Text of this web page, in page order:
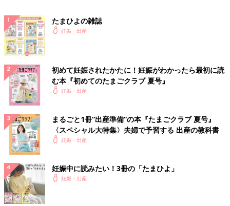
たまひよの雑誌
妊娠・出産
初めて妊娠されたかたに！妊娠がわかったら最初に読
む本『初めてのたまごクラブ 夏号』
妊娠・出産
まるごと1冊“出産準備”の本『たまごクラブ 夏号』
〈スペシャル大特集〉夫婦で予習する 出産の教科書
妊娠・出産
妊娠中に読みたい！3冊の「たまひよ」
妊娠・出産